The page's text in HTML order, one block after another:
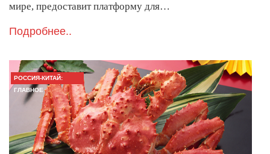
мире, предоставит платформу для…
Подробнее..
РОССИЯ-КИТАЙ:
ГЛАВНОЕ